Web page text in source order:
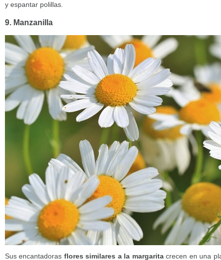
y espantar polillas.
9. Manzanilla
Sus encantadoras flores similares a la margarita crecen en una